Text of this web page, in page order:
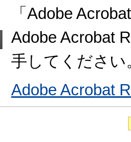
「Adobe
Adobe Acrobat
手してください
Adobe Acrobat